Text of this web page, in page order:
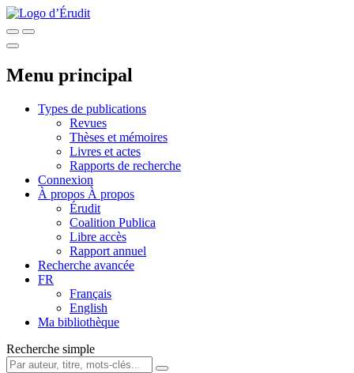
Menu principal
Types de publications
Revues
Thèses et mémoires
Livres et actes
Rapports de recherche
Connexion
À propos À propos
Érudit
Coalition Publica
Libre accès
Rapport annuel
Recherche avancée
FR
Français
English
Ma bibliothèque
Recherche simple